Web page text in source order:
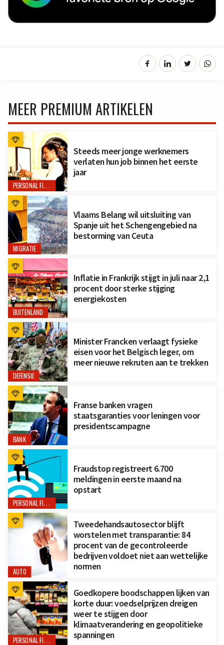
MEER PREMIUM ARTIKELEN
PERSONAL FINANCE
Steeds meer jonge werknemers
verlaten hun job binnen het eerste
jaar
MIGRATIE
Vlaams Belang wil uitsluiting van
Spanje uit het Schengengebied na
bestorming van Ceuta
BUITENLAND
Inflatie in Frankrijk stijgt in juli naar 2,1
procent door sterke stijging
energiekosten
DEFENSIE
Minister Francken verlaagt fysieke
eisen voor het Belgisch leger, om
meer nieuwe rekruten aan te trekken
BANK
Franse banken vragen
staatsgaranties voor leningen voor
presidentscampagne
PERSONAL FINANCE
Fraudstop registreert 6.700
meldingen in eerste maand na
opstart
AUTO
Tweedehandsautosector blijft
worstelen met transparantie: 84
procent van de gecontroleerde
bedrijven voldoet niet aan wettelijke
normen
PERSONAL FINANCE
Goedkopere boodschappen lijken van
korte duur: voedselprijzen dreigen
weer te stijgen door
klimaatverandering en geopolitieke
spanningen